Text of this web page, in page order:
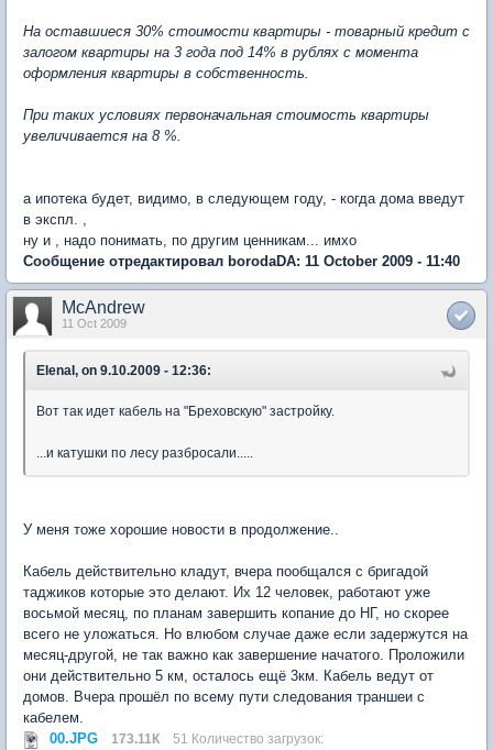
На оставшиеся 30% стоимости квартиры - товарный кредит с
залогом квартиры на 3 года под 14% в рублях с момента
оформления квартиры в собственность.
При таких условиях первоначальная стоимость квартиры
увеличивается на 8 %.
а ипотека будет, видимо, в следующем году, - когда дома введут
в экспл. ,
ну и , надо понимать, по другим ценникам... имхо
Сообщение отредактировал borodaDA: 11 October 2009 - 11:40
McAndrew
11 Oct 2009
ElenaI, on 9.10.2009 - 12:36:
Вот так идет кабель на "Бреховскую" застройку.
...и катушки по лесу разбросали.....
У меня тоже хорошие новости в продолжение..
Кабель действительно кладут, вчера пообщался с бригадой
таджиков которые это делают. Их 12 человек, работают уже
восьмой месяц, по планам завершить копание до НГ, но скорее
всего не уложаться. Но влюбом случае даже если задержутся на
месяц-другой, не так важно как завершение начатого. Проложили
они действительно 5 км, осталось ещё 3км. Кабель ведут от
домов. Вчера прошёл по всему пути следования траншеи с
кабелем.
00.JPG
173.11К 51 Количество загрузок: